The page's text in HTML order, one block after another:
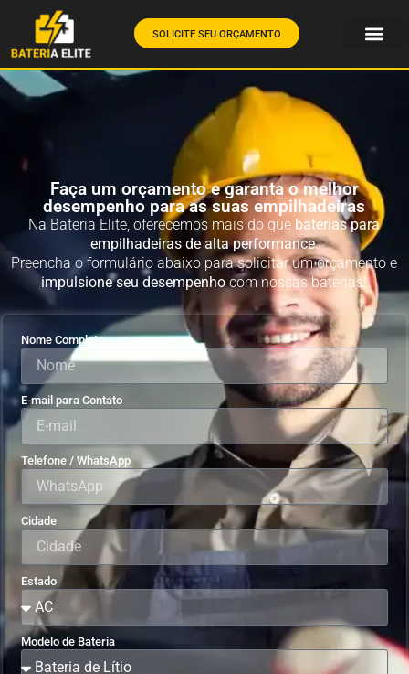
SOLICITE SEU ORÇAMENTO
Faça um orçamento e garanta o melhor
desempenho para as suas empilhadeiras
Na Bateria Elite, oferecemos mais do que baterias para
empilhadeiras de alta performance.
Preencha o formulário abaixo para solicitar um orçamento e
impulsione seu desempenho com nossas baterias!
Nome Completo
E-mail para Contato
Telefone / WhatsApp
Cidade
Estado
Modelo de Bateria